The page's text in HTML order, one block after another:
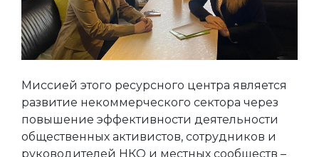
Миссией этого ресурсного центра является
развитие некоммерческого сектора через
повышение эффективности деятельности
общественных активистов, сотрудников и
руководителей НКО и местных сообществ –